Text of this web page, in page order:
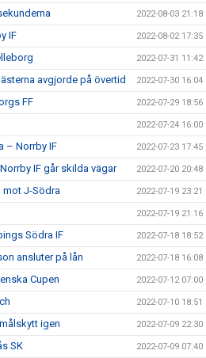
2022-08-03 21:18
IF 2022-08-02 17:35
2022-07-31 11:42
avgjorde på övertid 2022-07-30 16:04
FF 2022-07-29 18:56
2022-07-24 16:00
– Norrby IF 2022-07-23 17:45
IF går skilda vägar 2022-07-20 20:48
mot J-Södra 2022-07-19 23:21
2022-07-19 21:16
Södra IF 2022-07-18 18:52
ansluter på lån 2022-07-18 16:08
Cupen 2022-07-12 07:00
2022-07-10 18:51
igen 2022-07-09 22:30
SK 2022-07-09 07:40